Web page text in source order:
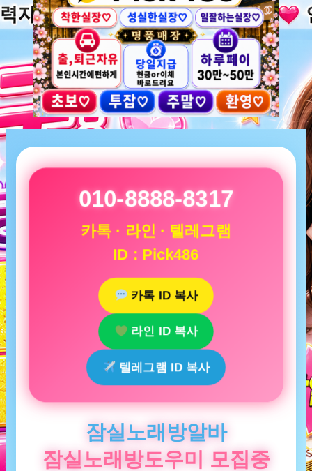
010-8888-8317
카톡 · 라인 · 텔레그램
ID : Pick486
카톡 ID 복사
라인 ID 복사
텔레그램 ID 복사
잠실노래방알바
잠실노래방도우미 모집중